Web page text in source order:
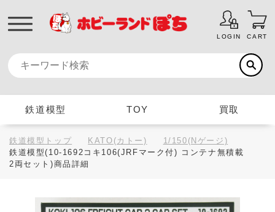
LOGIN CART
鉄道模型 TOY 買取
鉄道模型トップ KATO(カトー)
1/150(Nゲージ)
鉄道模型(10-1692コキ106(JRFマーク付) コンテナ無積載
2両セット)商品詳細